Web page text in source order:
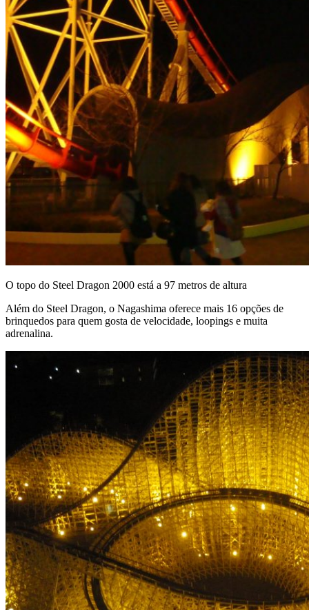
O topo do Steel Dragon 2000 está a 97 metros de altura
Além do Steel Dragon, o Nagashima oferece mais 16 opções de
brinquedos para quem gosta de velocidade, loopings e muita
adrenalina.